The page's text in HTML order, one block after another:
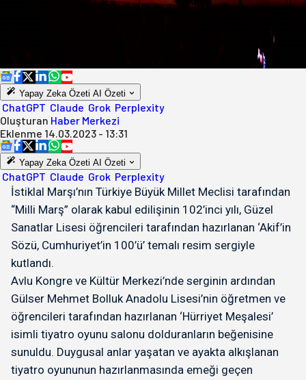
Yapay Zeka Özeti AI Özeti
ChatGPT Claude Grok Perplexity
Oluşturan Haber Merkezi
Eklenme 14.03.2023 - 13:31
Yapay Zeka Özeti AI Özeti
ChatGPT Claude Grok Perplexity
İstiklal Marşı’nın Türkiye Büyük Millet Meclisi tarafından
“Milli Marş” olarak kabul edilişinin 102’inci yılı, Güzel
Sanatlar Lisesi öğrencileri tarafından hazırlanan ‘Akif’in
Sözü, Cumhuriyet’in 100’ü’ temalı resim sergiyle
kutlandı.
Avlu Kongre ve Kültür Merkezi’nde serginin ardından
Gülser Mehmet Bolluk Anadolu Lisesi’nin öğretmen ve
öğrencileri tarafından hazırlanan ‘Hürriyet Meşalesi’
isimli tiyatro oyunu salonu dolduranların beğenisine
sunuldu. Duygusal anlar yaşatan ve ayakta alkışlanan
tiyatro oyununun hazırlanmasında emeği geçen